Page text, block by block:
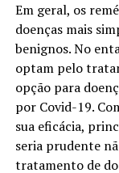
Em geral, os
doenças mais
benignos. No
optam pelo
opção para
por Covid-19.
sua eficácia,
seria prudente
tratamento de